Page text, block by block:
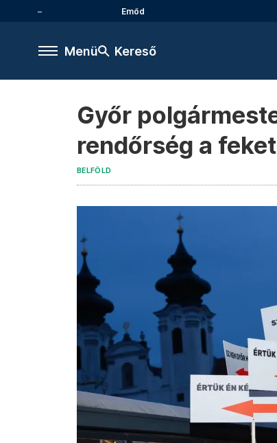
Emőd
Menü Kereső
Győr
rendőrség a
BELFÖLD